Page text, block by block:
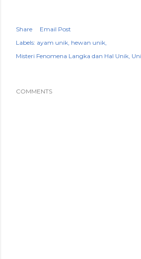
Share
Email Post
Labels: ayam unik hewan unik
Misteri Fenomena Langka dan Hal Unik
COMMENTS